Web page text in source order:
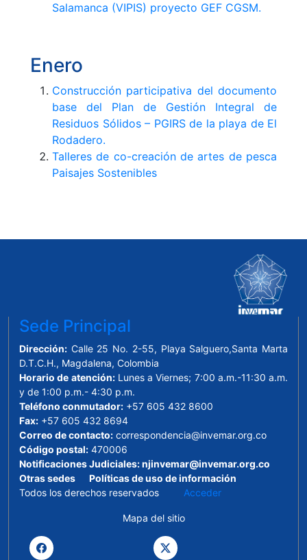
Salamanca (VIPIS) proyecto GEF CGSM.
Enero
Construcción participativa del documento
base del Plan de Gestión Integral de
Residuos Sólidos – PGIRS de la playa de El
Rodadero.
Talleres de co-creación de artes de pesca
Paisajes Sostenibles
Sede Principal
Dirección: Calle 25 No. 2-55, Playa Salguero,Santa Marta
D.T.C.H., Magdalena, Colombia
Horario de atención:Lunes a Viernes; 7:00 a.m.-11:30 a.m.
y de 1:00 p.m.- 4:30 p.m.
Teléfono conmutador: +57 605 432 8600
Fax: +57 605 432 8694
Correo de contacto: correspondencia@invemar.org.co
Código postal: 470006
Notificaciones Judiciales:njinvemar@invemar.org.co
Otras sedes
Políticas de uso de información
Todos los derechos reservados Acceder
Mapa del sitio